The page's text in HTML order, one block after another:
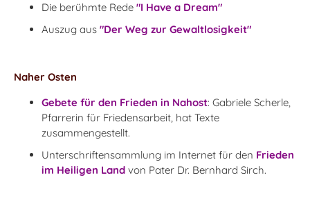
Die berühmte Rede "I Have a Dream"
Auszug aus "Der Weg zur Gewaltlosigkeit"
Naher Osten
Gebete für den Frieden in Nahost: Gabriele Scherle,
Pfarrerin für Friedensarbeit, hat Texte
zusammengestellt.
Unterschriftensammlung im Internet für den Frieden
im Heiligen Land von Pater Dr. Bernhard Sirch.